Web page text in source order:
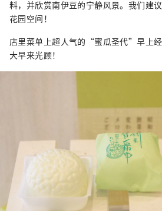
料，并欣赏南伊豆的宁静风景。我们建
花园空间！
店里菜单上超人气的“蜜瓜圣代”早上
大早来光顾！